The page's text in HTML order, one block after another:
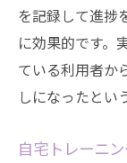
を記録して進捗
に効果的です。
ている利用者か
しになったとい
自宅トレーニ